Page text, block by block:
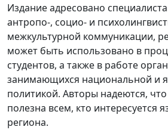
Издание адресовано
антропо-, социо- и
межкультурной коммуникации,
может быть использовано в
студентов, а также в работе
занимающихся национальной и
политикой. Авторы надеются,
полезна всем, кто интересуется
региона.